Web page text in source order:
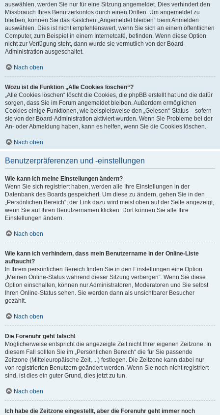
auswählen, werden Sie nur für eine Sitzung angemeldet. Dies verhindert den
Missbrauch Ihres Benutzerkontos durch einen Dritten. Um angemeldet zu
bleiben, können Sie das Kästchen „Angemeldet bleiben“ beim Anmelden
auswählen. Dies ist nicht empfehlenswert, wenn Sie sich an einem öffentlichen
Computer, zum Beispiel in einem Internetcafé, befinden. Wenn diese Option
nicht zur Verfügung steht, dann wurde sie vermutlich von der Board-
Administration ausgeschaltet.
Nach oben
Wozu ist die Funktion „Alle Cookies löschen“?
„Alle Cookies löschen“ löscht die Cookies, die phpBB erstellt hat und die dafür
sorgen, dass Sie im Forum angemeldet bleiben. Außerdem ermöglichen
Cookies einige Funktionen, wie beispielsweise den „Gelesen“-Status – sofern
sie von der Board-Administration aktiviert wurden. Wenn Sie Probleme bei der
An- oder Abmeldung haben, kann es helfen, wenn Sie die Cookies löschen.
Nach oben
Benutzerpräferenzen und -einstellungen
Wie kann ich meine Einstellungen ändern?
Wenn Sie sich registriert haben, werden alle Ihre Einstellungen in der
Datenbank des Boards gespeichert. Um diese zu ändern, gehen Sie in den
„Persönlichen Bereich“; der Link dazu wird meist oben auf der Seite angezeigt,
wenn Sie auf Ihren Benutzernamen klicken. Dort können Sie alle Ihre
Einstellungen ändern.
Nach oben
Wie kann ich verhindern, dass mein Benutzername in der Online-Liste
auftaucht?
In Ihrem persönlichen Bereich finden Sie in den Einstellungen eine Option
„Meinen Online-Status während dieser Sitzung verbergen“. Wenn Sie diese
Option einschalten, können nur Administratoren, Moderatoren und Sie selbst
Ihren Online-Status sehen. Sie werden dann als unsichtbarer Besucher
gezählt.
Nach oben
Die Forenuhr geht falsch!
Möglicherweise entspricht die angezeigte Zeit nicht Ihrer eigenen Zeitzone. In
diesem Fall sollten Sie im „Persönlichen Bereich“ die für Sie passende
Zeitzone (Mitteleuropäische Zeit, ...) festlegen. Die Zeitzone kann dabei nur
von registrierten Benutzern geändert werden. Wenn Sie noch nicht registriert
sind, ist dies ein guter Grund, dies jetzt zu tun.
Nach oben
Ich habe die Zeitzone eingestellt, aber die Forenuhr geht immer noch